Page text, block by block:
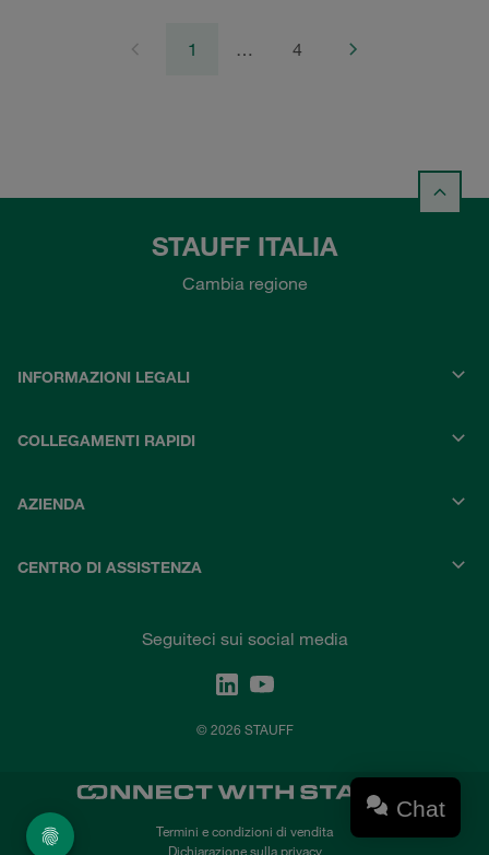
1 … 4
STAUFF ITALIA
Cambia regione
INFORMAZIONI LEGALI
COLLEGAMENTI RAPIDI
AZIENDA
CENTRO DI ASSISTENZA
Seguiteci sui social media
© 2026 STAUFF
Termini e condizioni di vendita
Dichiarazione sulla privacy
Chat